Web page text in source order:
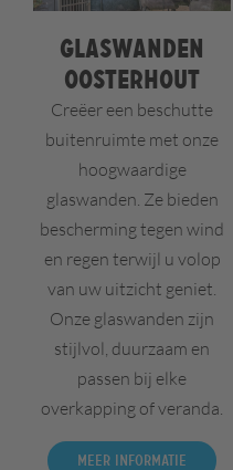
Glaswanden
Oosterhout
Creëer een beschutte
buitenruimte met onze
hoogwaardige
glaswanden. Ze bieden
bescherming tegen wind
en regen terwijl u volop
van uw uitzicht geniet.
Onze glaswanden zijn
stijlvol, duurzaam en
passen bij elke
overkapping of veranda.
Meer informatie